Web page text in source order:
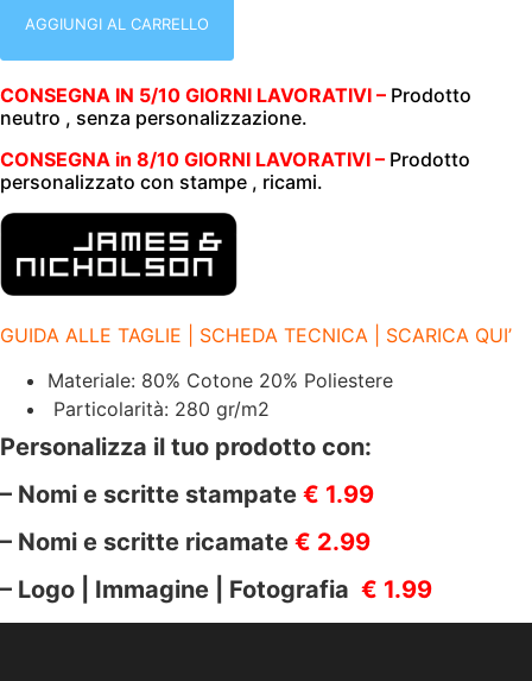
INTERA
CAPPUCCIO
JAMES
&
|
290gr/m2
|
JN755
quantità
AGGIUNGI AL CARRELLO
CONSEGNA IN 5/10 GIORNI LAVORATIVI – Prodotto
neutro , senza personalizzazione.
CONSEGNA in 8/10 GIORNI LAVORATIVI – Prodotto
personalizzato con stampe , ricami.
GUIDA ALLE TAGLIE | SCHEDA TECNICA | SCARICA QUI’
Materiale: 80% Cotone 20% Poliestere
Particolarità: 280 gr/m2
Personalizza il tuo prodotto con:
– Nomi e scritte stampate € 1.99
– Nomi e scritte ricamate € 2.99
– Logo | Immagine | Fotografia € 1.99